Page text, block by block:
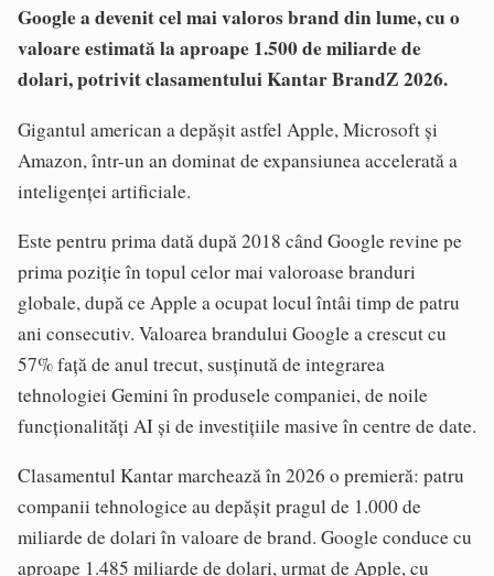
Google a devenit cel mai valoros brand din lume, cu o
valoare estimată la aproape 1.500 de miliarde de
dolari, potrivit clasamentului Kantar BrandZ 2026.
Gigantul american a depășit astfel Apple, Microsoft și
Amazon, într-un an dominat de expansiunea accelerată a
inteligenței artificiale.
Este pentru prima dată după 2018 când Google revine pe
prima poziție în topul celor mai valoroase branduri
globale, după ce Apple a ocupat locul întâi timp de patru
ani consecutiv. Valoarea brandului Google a crescut cu
57% față de anul trecut, susținută de integrarea
tehnologiei Gemini în produsele companiei, de noile
funcționalități AI și de investițiile masive în centre de date.
Clasamentul Kantar marchează în 2026 o premieră: patru
companii tehnologice au depășit pragul de 1.000 de
miliarde de dolari în valoare de brand. Google conduce cu
aproape 1.485 miliarde de dolari, urmat de Apple, cu